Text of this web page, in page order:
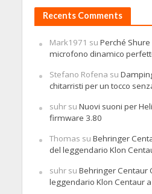
Recents Comments
Mark1971 su Perché
microfono dinamico
Stefano Rofena su
chitarristi per un tocco
suhrsu Nuovi suoni per
firmware 3.80
Thomas su Behringer
del leggendario Klon
suhrsu Behringer Centaur
leggendario Klon Centaur